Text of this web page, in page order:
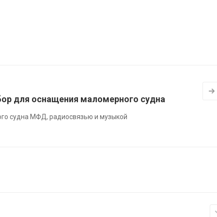
для оснащения маломерного судна
судна МФД, радиосвязью и музыкой